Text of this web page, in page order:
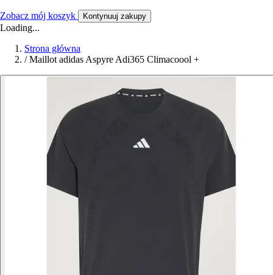
Zobacz mój koszyk Kontynuuj zakupy
Loading...
Strona główna
/ Maillot adidas Aspyre Adi365 Climacoool +